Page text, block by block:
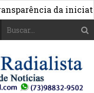
da iniciativa